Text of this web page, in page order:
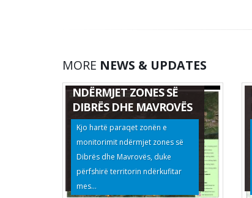
MORE NEWS & UPDATES
NDËRMJET ZONES SË
DIBRËS DHE MAVROVËS
Kjo hartë paraqet zonën e
monitorimit ndërmjet zones së
Dibrës dhe Mavrovës, duke
përfshirë territorin ndërkufitar
mes...